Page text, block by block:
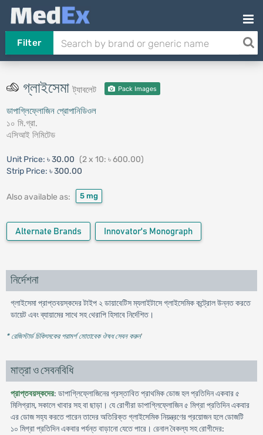
Filter
গ্লাইসেমাট্যাবলেট Pack Images
ডাপাগ্লিফ্লোজিন প্রোপানিডিওল
১০ মি.গ্রা.
এসিআই লিমিটেড
Unit Price: ৳ 30.00 (2 x 10: ৳ 600.00)
Strip Price: ৳ 300.00
Also available as: 5 mg
Alternate Brands Innovator's Monograph
নির্দেশনা
গ্লাইসেমা প্রাপ্তবয়স্কদের টাইপ ২ ডায়াবেটিস ম্যলাইটাসে গ্লাইসেমিক কন্ট্রোল উন্নত করতে
ডায়েট এবং ব্যায়ামের সাথে সহ থেরাপি হিসাবে নির্দেশিত।
* রেজিস্টার্ড চিকিৎসকের পরামর্শ মোতাবেক ঔষধ সেবন করুন'
মাত্রা ও সেবনবিধি
প্রাপ্তবয়স্কদের: ডাপাগ্লিফ্লোজিনের প্রস্তাবিত প্রাথমিক ডোজ হল প্রতিদিন একবার ৫
মিলিগ্রাম, সকালে খাবার সহ বা ছাড়া। যে রোগীরা ডাপাগ্লিফ্লোজিন ৫ মিগ্রা প্রতিদিন একবার
এর ডোজ সহ্য করতে পারেন তাদের অতিরিক্ত গ্লাইসেমিক নিয়ন্ত্রণের প্রয়োজন হলে ডোজটি
১০ মিগ্রা প্রতিদিন একবার পর্যন্ত বাড়ানো যেতে পারে। রেনাল বৈকল্য সহ রোগীদের: